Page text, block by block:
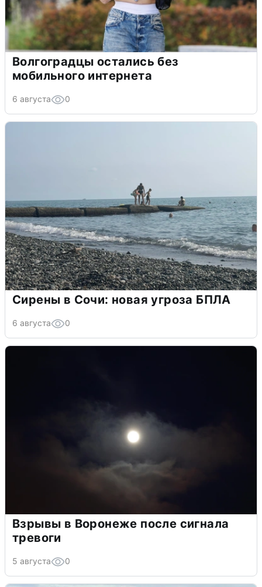
Волгоградцы остались без
мобильного интернета
6 августа 0
Сирены в Сочи: новая угроза БПЛА
6 августа 0
Взрывы в Воронеже после сигнала
тревоги
5 августа 0